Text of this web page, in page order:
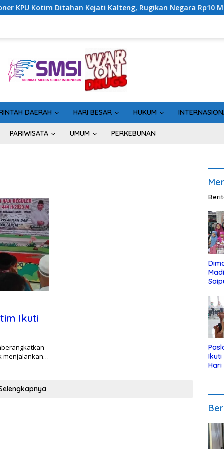
Ditahan Kejati Kalteng, Rugikan Negara Rp10 Miliar dari Dana
DAERAH HARI BESAR HUKUM
PARIWISATA UMUM PERKEBUNAN
Ikuti
menjalankan…
Ikuti
Hari